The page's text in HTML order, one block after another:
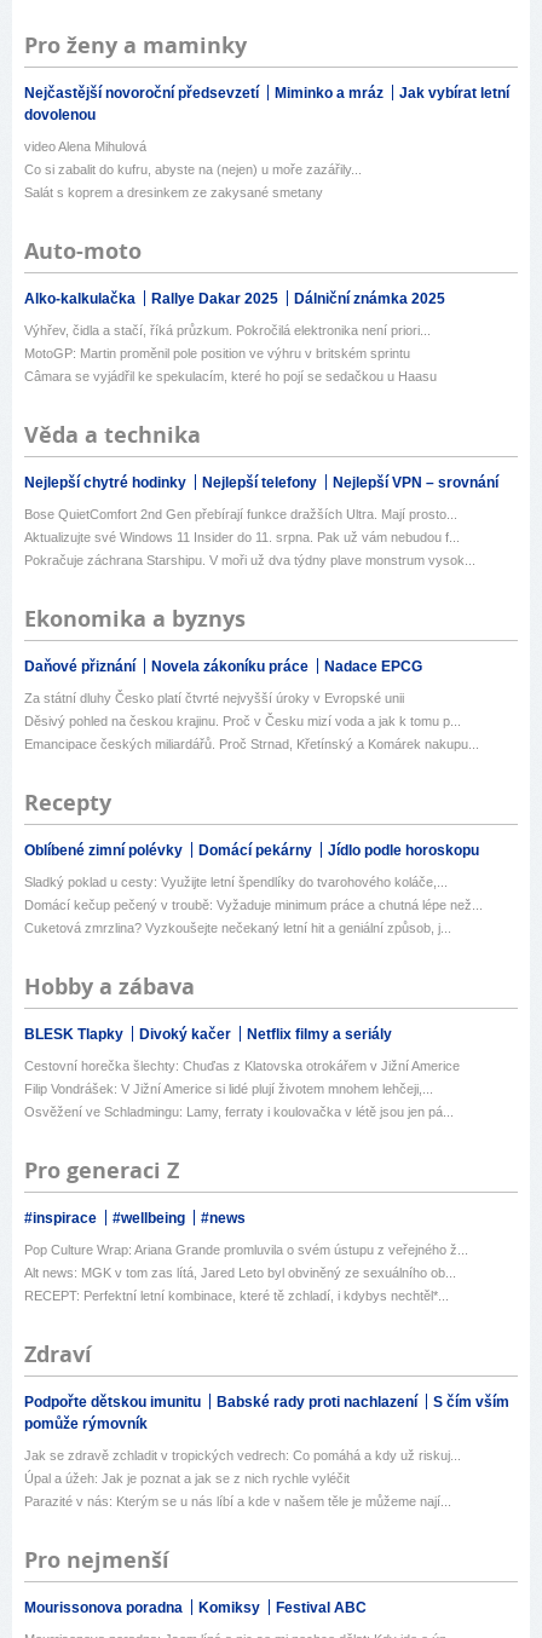
Pro ženy a maminky
Nejčastější novoroční předsevzetí Miminko a mráz
Jak vybírat letní
dovolenou
video Alena Mihulová
Co si zabalit do kufru, abyste na (nejen) u moře zazářily...
Salát s koprem a dresinkem ze zakysané smetany
Auto-moto
Alko-kalkulačka Rallye Dakar 2025 Dálniční známka 2025
Výhřev, čidla a stačí, říká průzkum. Pokročilá elektronika není priori...
MotoGP: Martin proměnil pole position ve výhru v britském sprintu
Câmara se vyjádřil ke spekulacím, které ho pojí se sedačkou u Haasu
Věda a technika
Nejlepší chytré hodinky Nejlepší telefony Nejlepší VPN – srovnání
Bose QuietComfort 2nd Gen přebírají funkce dražších Ultra. Mají prosto...
Aktualizujte své Windows 11 Insider do 11. srpna. Pak už vám nebudou f...
Pokračuje záchrana Starshipu. V moři už dva týdny plave monstrum vysok...
Ekonomika a byznys
Daňové přiznání Novela zákoníku práce Nadace EPCG
Za státní dluhy Česko platí čtvrté nejvyšší úroky v Evropské unii
Děsivý pohled na českou krajinu. Proč v Česku mizí voda a jak k tomu p...
Emancipace českých miliardářů. Proč Strnad, Křetínský a Komárek nakupu...
Recepty
Oblíbené zimní polévky Domácí pekárny Jídlo podle horoskopu
Sladký poklad u cesty: Využijte letní špendlíky do tvarohového koláče,...
Domácí kečup pečený v troubě: Vyžaduje minimum práce a chutná lépe než...
Cuketová zmrzlina? Vyzkoušejte nečekaný letní hit a geniální způsob, j...
Hobby a zábava
BLESK Tlapky Divoký kačer Netflix filmy a seriály
Cestovní horečka šlechty: Chuďas z Klatovska otrokářem v Jižní Americe
Filip Vondrášek: V Jižní Americe si lidé plují životem mnohem lehčeji,...
Osvěžení ve Schladmingu: Lamy, ferraty i koulovačka v létě jsou jen pá...
Pro generaci Z
#inspirace #wellbeing #news
Pop Culture Wrap: Ariana Grande promluvila o svém ústupu z veřejného ž...
Alt news: MGK v tom zas lítá, Jared Leto byl obviněný ze sexuálního ob...
RECEPT: Perfektní letní kombinace, které tě zchladí, i kdybys nechtěl*...
Zdraví
Podpořte dětskou imunitu Babské rady proti nachlazení
S čím vším
pomůže rýmovník
Jak se zdravě zchladit v tropických vedrech: Co pomáhá a kdy už riskuj...
Úpal a úžeh: Jak je poznat a jak se z nich rychle vyléčit
Parazité v nás: Kterým se u nás líbí a kde v našem těle je můžeme nají...
Pro nejmenší
Mourissonova poradna Komiksy Festival ABC